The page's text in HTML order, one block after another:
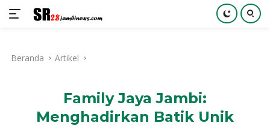
kontenBeranda Artikel
Family Jaya Jambi:
Menghadirkan Batik Unik